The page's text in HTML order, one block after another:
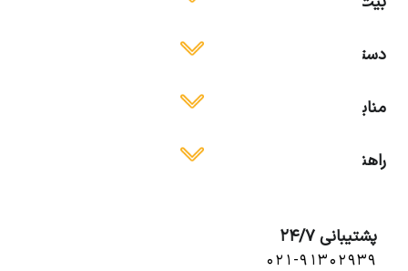
دسترسی آسان
منابع آموزشی
راهنمای استفاده
پشتیبانی 24/7
۰۲۱-۹۱۳۰۲۹۳۹